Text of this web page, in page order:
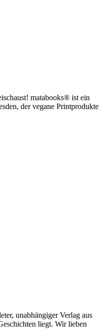
matabooks® ist ein
der vegane Printprodukte
unabhängiger Verlag aus
liegt. Wir lieben